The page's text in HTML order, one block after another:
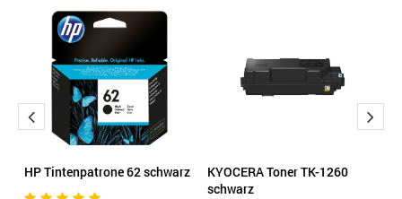
HP Tintenpatrone 62 schwarz
KYOCERA Toner TK-1260
schwarz